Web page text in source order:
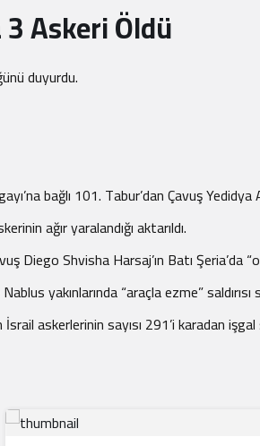
Askeri Öldü
duyurdu.
bağlı 101. Tabur’dan Çavuş
ağır yaralandığı aktarıldı.
Diego Shvisha Harsaj’ın Batı
yakınlarında “araçla ezme”
askerlerinin sayısı 291’i karadan